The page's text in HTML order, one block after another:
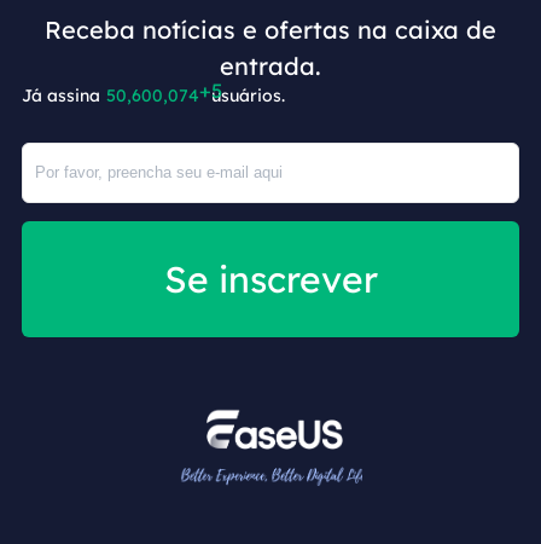
Receba notícias e ofertas na caixa de
entrada.
Já assina 50,600,079 usuários.
Se inscrever